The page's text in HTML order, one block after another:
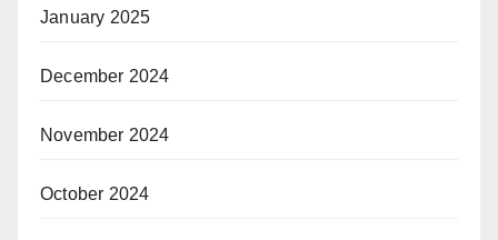
January 2025
December 2024
November 2024
October 2024